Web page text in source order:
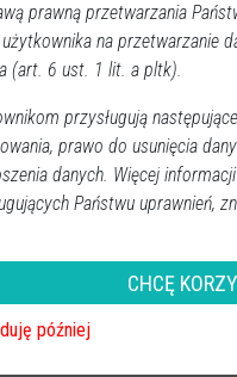
rozpoczną
0
2016-03-25 13:58
Dzisiaj ostrołęccy
„Wielkanoc 2016”.
Akcja zakończy się
prawną przetwarzania
na przetwarzanie
(art. 6 ust. 1 lit. a pltk).
przysługują
prawo do usunięcia
danych. Więcej
Państwu uprawnień,
CHCĘ
później